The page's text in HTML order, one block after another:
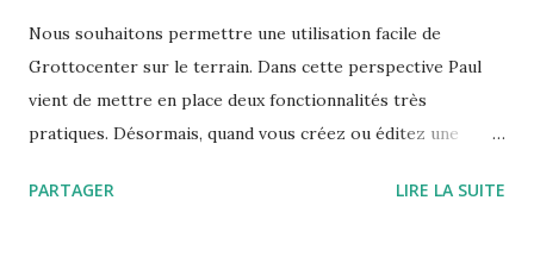
Nous souhaitons permettre une utilisation facile de
Grottocenter sur le terrain. Dans cette perspective Paul
vient de mettre en place deux fonctionnalités très
pratiques. Désormais, quand vous créez ou éditez une
de localiser le pointeur là ou vous êtes (si le GPS est activé)
PARTAGER LIRE LA SUITE